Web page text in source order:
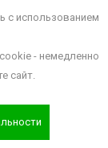
с использованием
- немедленно
сайт.